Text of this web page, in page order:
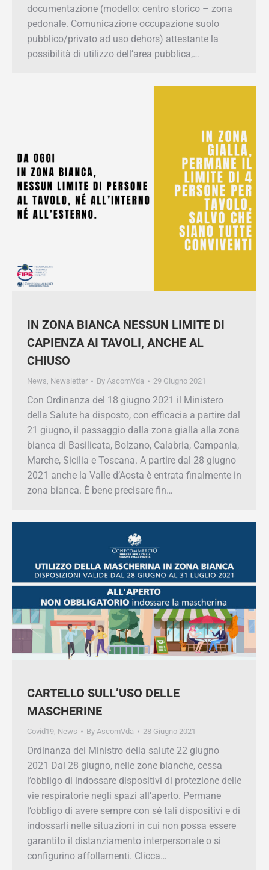
centro storico – zona pedonale. Comunicazione
occupazione suolo pubblico/privato ad uso
dehors) attestante la possibilità di utilizzo
dell’area pubblica,…
CAPIENZA AI TAVOLI, ANCHE AL
CHIUSO
della Salute ha disposto, con efficacia a partire
dal 21 giugno, il passaggio dalla zona gialla alla
zona bianca di Basilicata, Bolzano, Calabria,
Campania, Marche, Sicilia e Toscana. A partire
dal 28 giugno 2021 anche la Valle d’Aosta è
entrata finalmente in zona bianca. È bene
precisare fin…
CARTELLO SULL’USO DELLE
MASCHERINE
Covid19 News By AscomVda 28 Giugno 2021
Ordinanza del Ministro della salute 22 giugno
2021 Dal 28 giugno, nelle zone bianche, cessa
l’obbligo di indossare dispositivi di protezione
delle vie respiratorie negli spazi all’aperto.
Permane l’obbligo di avere sempre con sé tali
dispositivi e di indossarli nelle situazioni in cui
non possa essere garantito il distanziamento
interpersonale o si configurino affollamenti.